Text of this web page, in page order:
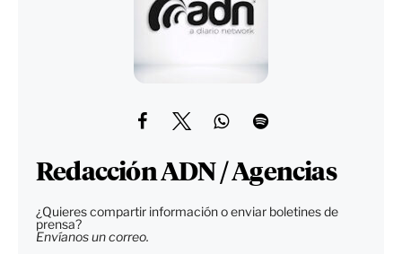
Redacción ADN / Agencias
¿Quieres compartir información o enviar boletines de
prensa?
Envíanos un correo.